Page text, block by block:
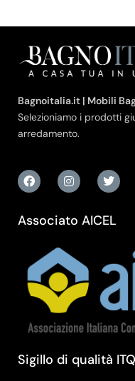
Bagnoitalia.it | Mobili
Selezioniamo i prodotti
arredamento.
Associato AICEL
Sigillo di qualità